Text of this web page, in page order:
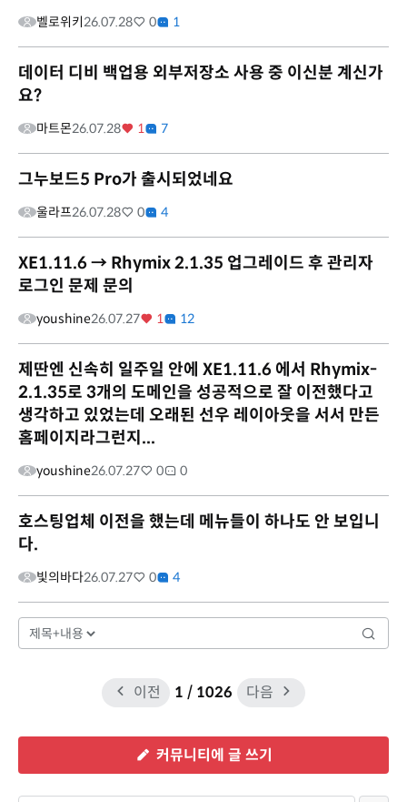
벨로위키26.07.28 0 1
데이터 디비 백업용 외부저장소 사용 중 이신분 계신가
요?
마트몬26.07.28 1 7
그누보드5 Pro가 출시되었네요
울라프26.07.28 0 4
XE1.11.6 → Rhymix 2.1.35 업그레이드 후 관리자
로그인 문제 문의
youshine26.07.27 1 12
제딴엔 신속히 일주일 안에 XE1.11.6 에서 Rhymix-
2.1.35로 3개의 도메인을 성공적으로 잘 이전했다고
생각하고 있었는데 오래된 선우 레이아웃을 서서 만든
홈페이지라그런지...
youshine26.07.27 0 0
호스팅업체 이전을 했는데 메뉴들이 하나도 안 보입니
다.
빛의바다26.07.27 0 4
이전 1 / 1026 다음
커뮤니티에 글 쓰기